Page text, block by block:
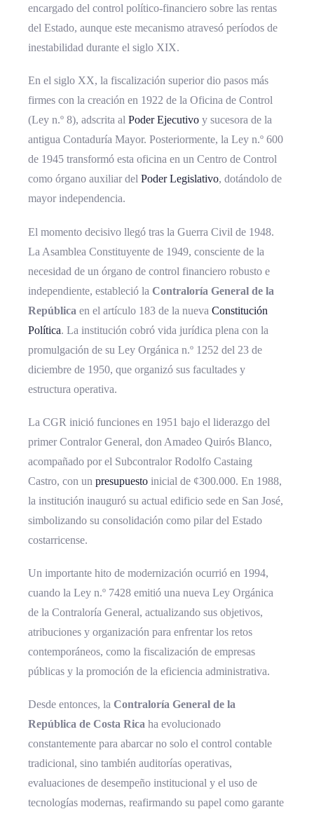
Retos Contemporáneos: Adaptación
Continua en un Entorno Cambiante
Un Pilar Fundamental del Sistema
Democrático Costarricense
Preguntas frecuentes sobre la Contraloría
General de la República
¿Qué es la Contraloría General de la
República?
¿Cuáles son las funciones principales de
la Contraloría?
¿Las decisiones de la Contraloría son
obligatorias?
¿Qué tipo de corrupción investiga la
Contraloría?
¿Cómo puede un ciudadano denunciar
ante la Contraloría?
funcionarios?
¿Qué relación tiene con la Asamblea
Legislativa?
Referencias Bibliográficas
encargado del control político-financiero sobre las rentas
del Estado, aunque este mecanismo atravesó períodos de
inestabilidad durante el siglo XIX.
En el siglo XX, la fiscalización superior dio pasos más
firmes con la creación en 1922 de la Oficina de Control
(Ley n.º 8), adscrita al Poder Ejecutivo y sucesora de la
antigua Contaduría Mayor. Posteriormente, la Ley n.º 600
de 1945 transformó esta oficina en un Centro de Control
como órgano auxiliar del Poder Legislativo, dotándolo de
mayor independencia.
El momento decisivo llegó tras la Guerra Civil de 1948.
La Asamblea Constituyente de 1949, consciente de la
necesidad de un órgano de control financiero robusto e
independiente, estableció la Contraloría General de la
República en el artículo 183 de la nueva Constitución
Política. La institución cobró vida jurídica plena con la
promulgación de su Ley Orgánica n.º 1252 del 23 de
diciembre de 1950, que organizó sus facultades y
estructura operativa.
La CGR inició funciones en 1951 bajo el liderazgo del
primer Contralor General, don Amadeo Quirós Blanco,
acompañado por el Subcontralor Rodolfo Castaing
Castro, con un presupuesto inicial de ¢300.000. En 1988,
la institución inauguró su actual edificio sede en San José,
simbolizando su consolidación como pilar del Estado
costarricense.
Un importante hito de modernización ocurrió en 1994,
cuando la Ley n.º 7428 emitió una nueva Ley Orgánica
de la Contraloría General, actualizando sus objetivos,
atribuciones y organización para enfrentar los retos
contemporáneos, como la fiscalización de empresas
públicas y la promoción de la eficiencia administrativa.
Desde entonces, la Contraloría General de la
República de Costa Rica ha evolucionado
constantemente para abarcar no solo el control contable
tradicional, sino también auditorías operativas,
evaluaciones de desempeño institucional y el uso de
tecnologías modernas, reafirmando su papel como garante